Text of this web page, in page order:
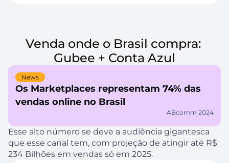
Venda onde o Brasil compra:
Gubee + Conta Azul
News
Os Marketplaces representam 74% das
vendas online no Brasil
ABcomm 2024
Esse alto número se deve a audiência gigantesca
que esse canal tem, com projeção de atingir até R$
234 Bilhões em vendas só em 2025.